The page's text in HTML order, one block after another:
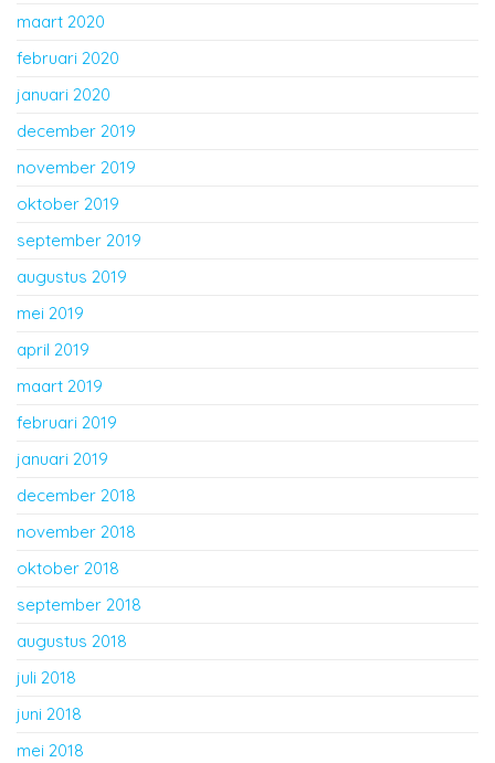
maart 2020
februari 2020
januari 2020
december 2019
november 2019
oktober 2019
september 2019
augustus 2019
mei 2019
april 2019
maart 2019
februari 2019
januari 2019
december 2018
november 2018
oktober 2018
september 2018
augustus 2018
juli 2018
juni 2018
mei 2018